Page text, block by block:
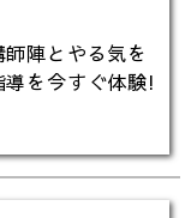
陣とやる気を
を今すぐ体験!